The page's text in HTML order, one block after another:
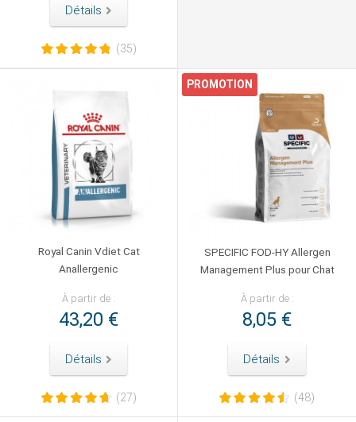
Détails
(35)
Royal Canin Vdiet Cat
Anallergenic
À partir de :
43,20 €
Détails
(27)
PROMOTION
SPECIFIC FOD-HY Allergen
Management Plus pour Chat
À partir de :
8,05 €
Détails
(48)